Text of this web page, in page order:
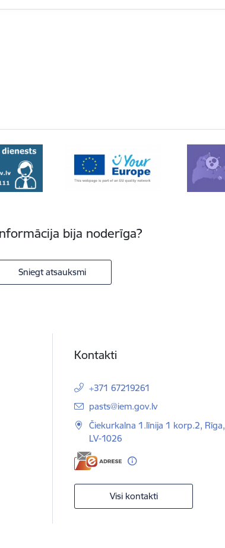
bija noderīga?
Sniegt atsauksmi
Kontakti
+371 67219261
E-pasts:
pasts@iem.gov.lv
Čiekurkalna 1.līnija 1 korp.2, Rīga,
LV-1026
Visi kontakti